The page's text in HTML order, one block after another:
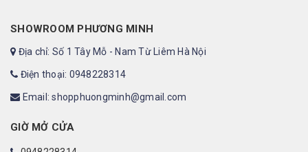
SHOWROOM PHƯƠNG MINH
Địa chỉ: Số 1 Tây Mỗ - Nam Từ Liêm Hà Nội
Điện thoại: 0948228314
Email: shopphuongminh@gmail.com
GIỜ MỞ CỬA